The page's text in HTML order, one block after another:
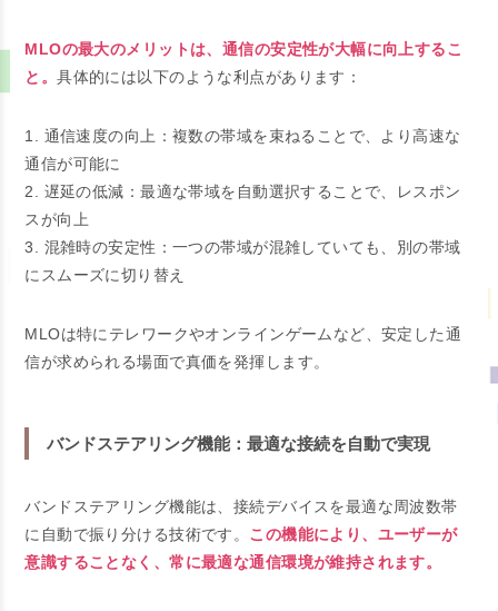
MLOの最大のメリットは、通信の安定性が大幅に向上するこ
と。具体的には以下のような利点があります：
1. 通信速度の向上：複数の帯域を束ねることで、より高速な
通信が可能に
2. 遅延の低減：最適な帯域を自動選択することで、レスポン
スが向上
3. 混雑時の安定性：一つの帯域が混雑していても、別の帯域
にスムーズに切り替え
MLOは特にテレワークやオンラインゲームなど、安定した通
信が求められる場面で真価を発揮します。
バンドステアリング機能：最適な接続を自動で実現
バンドステアリング機能は、接続デバイスを最適な周波数帯
に自動で振り分ける技術です。 この機能により、ユーザーが
意識することなく、常に最適な通信環境が維持されます。